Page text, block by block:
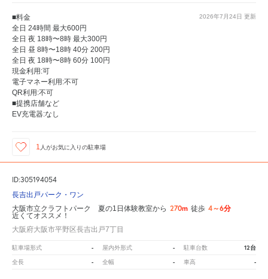
2026年7月24日 更新
■料金
全日 24時間 最大600円
全日 夜 18時〜8時 最大300円
全日 昼 8時〜18時 40分 200円
全日 夜 18時〜8時 60分 100円
現金利用:可
電子マネー利用:不可
QR利用:不可
■提携店舗など
EV充電器:なし
1 人がお気に入りの駐車場
ID:305194054
長吉出戸パーク・ワン
大阪市立クラフトパーク 夏の1日体験教室から 270m 徒歩 4～6分
近くてオススメ！
大阪府大阪市平野区長吉出戸7丁目
駐車場形式 - 屋内外形式 - 駐車台数 12台
全長 - 全幅 - 車高 -